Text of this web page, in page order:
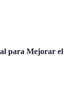
para Mejorar el